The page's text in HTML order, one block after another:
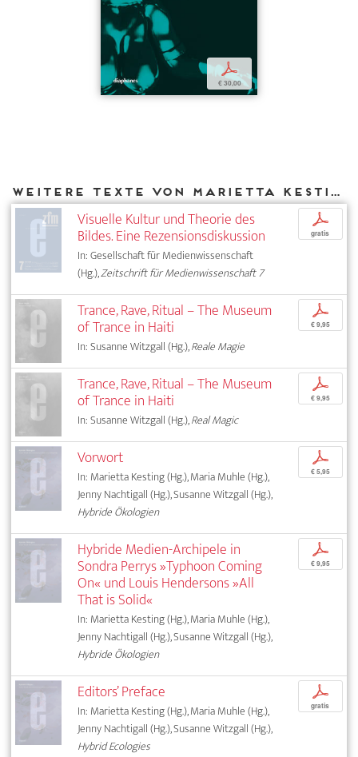
p
€ 30,00
Weitere Texte von Marietta Kesting bei DIAPHANES
Visuelle Kultur und Theorie des
Bildes. Eine Rezensionsdiskussion
In: Gesellschaft für Medienwissenschaft
(Hg.),Zeitschrift für Medienwissenschaft 7
p
gratis
Trance, Rave, Ritual – The Museum
of Trance in Haiti
In: Susanne Witzgall (Hg.),Reale Magie
p
€ 9,95
Trance, Rave, Ritual – The Museum
of Trance in Haiti
In: Susanne Witzgall (Hg.),Real Magic
p
€ 9,95
Vorwort
In: Marietta Kesting (Hg.), Maria Muhle (Hg.),
Jenny Nachtigall (Hg.), Susanne Witzgall (Hg.),
Hybride Ökologien
p
€ 5,95
Hybride Medien-Archipele in
Sondra Perrys »Typhoon Coming
On« und Louis Hendersons »All
That is Solid«
In: Marietta Kesting (Hg.), Maria Muhle (Hg.),
Jenny Nachtigall (Hg.), Susanne Witzgall (Hg.),
Hybride Ökologien
p
€ 9,95
Editors’ Preface
In: Marietta Kesting (Hg.), Maria Muhle (Hg.),
Jenny Nachtigall (Hg.), Susanne Witzgall (Hg.),
Hybrid Ecologies
p
gratis